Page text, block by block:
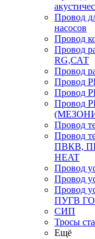
Провод
насосов
Провод
Провод
RG,САТ
Провод
Провод
Провод
Провод
Провод
Провод
ПВКВ,
HEAT
Провод
Провод
Провод
ПУГВ
СИП
Тросы
Ещё